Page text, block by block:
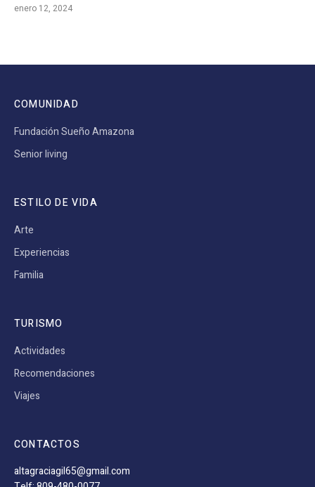
enero 12, 2024
COMUNIDAD
Fundación Sueño Amazona
Senior living
ESTILO DE VIDA
Arte
Experiencias
Familia
TURISMO
Actividades
Recomendaciones
Viajes
CONTACTOS
altagraciagil65@gmail.com